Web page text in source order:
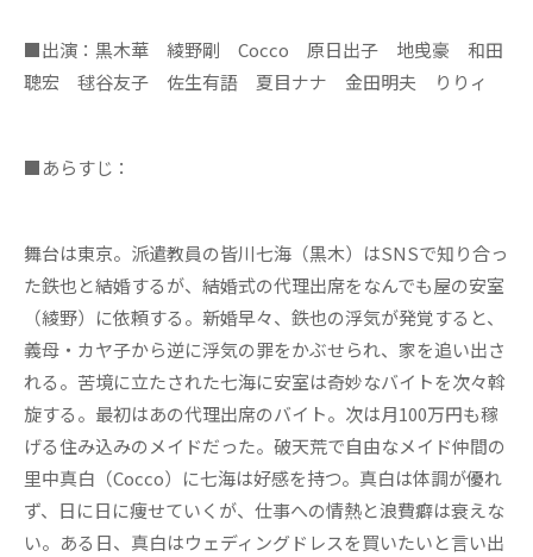
■出演：黒木華 綾野剛 Cocco 原日出子 地曵豪 和田
聰宏 毬谷友子 佐生有語 夏目ナナ 金田明夫 りりィ
■あらすじ：
舞台は東京。派遣教員の皆川七海（黒木）はSNSで知り合っ
た鉄也と結婚するが、結婚式の代理出席をなんでも屋の安室
（綾野）に依頼する。新婚早々、鉄也の浮気が発覚すると、
義母・カヤ子から逆に浮気の罪をかぶせられ、家を追い出さ
れる。苦境に立たされた七海に安室は奇妙なバイトを次々斡
旋する。最初はあの代理出席のバイト。次は月100万円も稼
げる住み込みのメイドだった。破天荒で自由なメイド仲間の
里中真白（Cocco）に七海は好感を持つ。真白は体調が優れ
ず、日に日に痩せていくが、仕事への情熱と浪費癖は衰えな
い。ある日、真白はウェディングドレスを買いたいと言い出